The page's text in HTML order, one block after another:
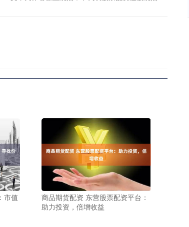
市值
商品期货配资 东营股票配资平台：
助力投资，倍增收益